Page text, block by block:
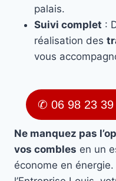
palais.
Suivi complet :
réalisation des
vous
✆ 06 98 23 39
Ne manquez pas
vos combles en un
économe en